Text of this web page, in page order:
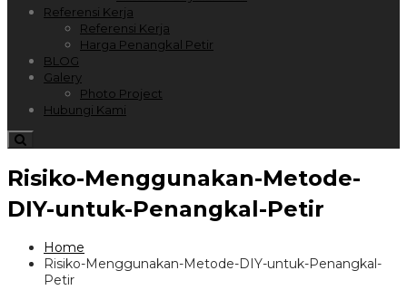
Referensi Kerja
Referensi Kerja
Harga Penangkal Petir
BLOG
Galery
Photo Project
Hubungi Kami
Risiko-Menggunakan-Metode-
DIY-untuk-Penangkal-Petir
Home
Risiko-Menggunakan-Metode-DIY-untuk-Penangkal-
Petir